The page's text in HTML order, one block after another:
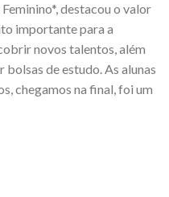
destacou o valor
importante para a
novos talentos, além
de estudo. As alunas
chegamos na final, foi um